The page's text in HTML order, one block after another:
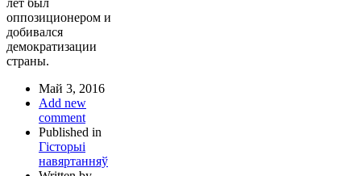
лет был
оппозиционером и
добивался
демократизации
страны.
Май 3, 2016
Add new
comment
Published in
Гісторыі
навяртанняў